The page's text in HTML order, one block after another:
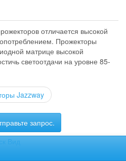
отличается высокой
Прожекторы
матрице высокой
светоотдачи на уровне 85-
Jazzway
запрос.
Вид